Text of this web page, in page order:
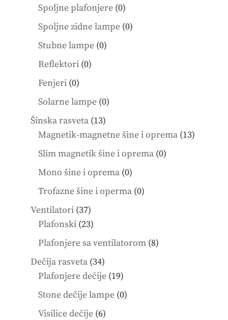
products
Spoljne plafonjere 00
products
Spoljne zidne lampe 00
Stubne lampe 00
Reflektori 00
Fenjeri 00
products
Solarne lampe 00
Šinska rasveta 1313
products
Magnetik-magnetne šine i oprema 1313
Slim magnetik šine i oprema 00
Mono šine i oprema 00
products
Trofazne šine i operma 00
Ventilatori 3737
products
Plafonski 2323
products
Plafonjere sa ventilatorom 88
Dečija rasveta 3434
products
Plafonjere dečije 1919
products
Stone dečije lampe 00
Visilice dečije 66